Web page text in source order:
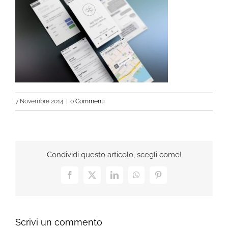
7 Novembre 2014 | 0 Commenti
Condividi questo articolo, scegli come!
Facebook
X LinkedInWhatsAppPinterest
Scrivi un commento